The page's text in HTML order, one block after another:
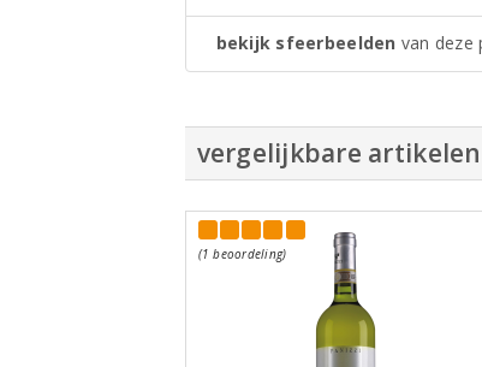
bekijk sfeerbeelden van deze
vergelijkbare artikelen
(1 beoordeling)